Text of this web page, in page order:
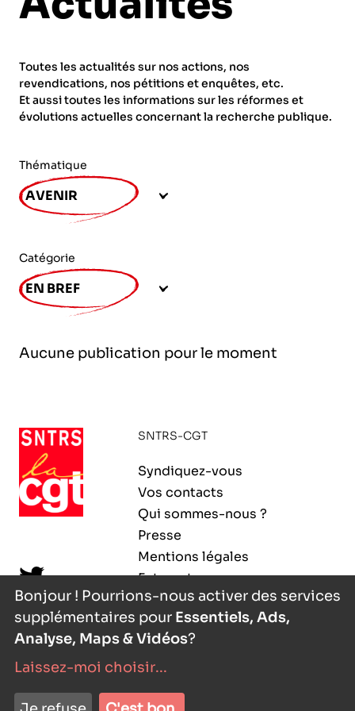
Fonction publique
Actions spécifiques
ORGANISMES
CNRS – Centre national de la recherche
scientifique
INRIA - Institut national de recherche en
INSERM – Institut national de la santé et de la
recherche médicale
développement
INED – Institut national d’études
démographiques
l’exploitation de la mer
AGENDA
PUBLICATIONS
ADHÉRER
Toutes les actualités sur nos actions, nos
revendications, nos pétitions et enquêtes, etc.
Et aussi toutes les informations sur les réformes et
évolutions actuelles concernant la recherche publique.
Thématique
AVENIR
Catégorie
EN BREF
Aucune publication pour le moment
SNTRS-CGT
Syndiquez-vous
Vos contacts
Qui sommes-nous ?
Presse
Mentions légales
Extranet
- agence digitale
Bonjour ! Pourrions-nous activer des services
supplémentaires pour Essentiels, Ads,
Analyse, Maps & Vidéos?
Laissez-moi choisir...